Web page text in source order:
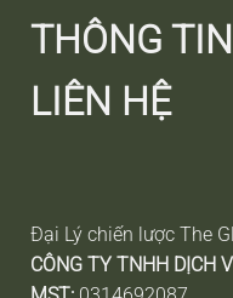
THÔNG TIN
LIÊN HỆ
Đại Lý chiến lược The
CÔNG TY TNHH DỊCH